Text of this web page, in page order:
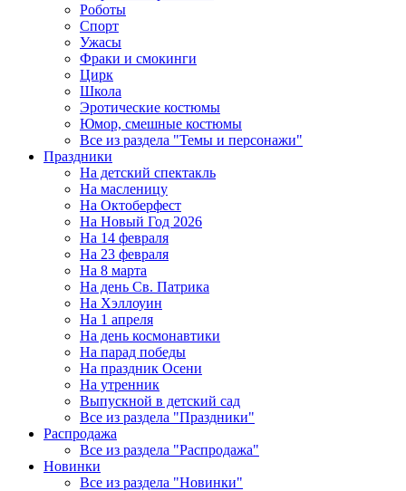
Роботы
Спорт
Ужасы
Фраки и смокинги
Цирк
Школа
Эротические костюмы
Юмор, смешные костюмы
Все из раздела "Темы и персонажи"
Праздники
На детский спектакль
На масленицу
На Октоберфест
На Новый Год 2026
На 14 февраля
На 23 февраля
На 8 марта
На день Св. Патрика
На Хэллоуин
На 1 апреля
На день космонавтики
На парад победы
На праздник Осени
На утренник
Выпускной в детский сад
Все из раздела "Праздники"
Распродажа
Все из раздела "Распродажа"
Новинки
Все из раздела "Новинки"